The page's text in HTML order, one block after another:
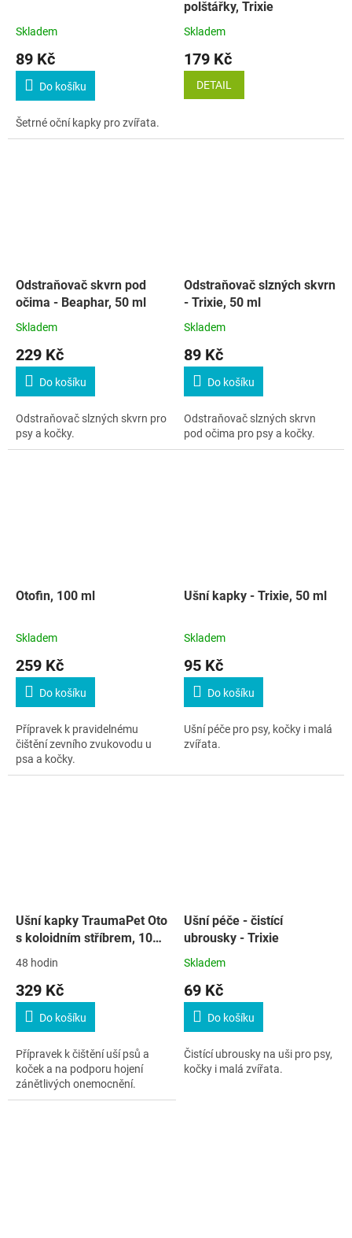
Skladem
89 Kč
Do košíku
Šetrné oční kapky pro zvířata.
polštářky, Trixie
Skladem
179 Kč
DETAIL
Odstraňovač skvrn pod
očima - Beaphar, 50 ml
Skladem
229 Kč
Do košíku
Odstraňovač slzných skvrn pro
psy a kočky.
Odstraňovač slzných skvrn
- Trixie, 50 ml
Skladem
89 Kč
Do košíku
Odstraňovač slzných skrvn
pod očima pro psy a kočky.
Otofin, 100 ml
Skladem
259 Kč
Do košíku
Přípravek k pravidelnému
čištění zevního zvukovodu u
psa a kočky.
Ušní kapky - Trixie, 50 ml
Skladem
95 Kč
Do košíku
Ušní péče pro psy, kočky i malá
zvířata.
Ušní kapky TraumaPet Oto
s koloidním stříbrem, 100
ml
48 hodin
329 Kč
Do košíku
Přípravek k čištění uší psů a
koček a na podporu hojení
zánětlivých onemocnění.
Ušní péče - čistící
ubrousky - Trixie
Skladem
69 Kč
Do košíku
Čistící ubrousky na uši pro psy,
kočky i malá zvířata.